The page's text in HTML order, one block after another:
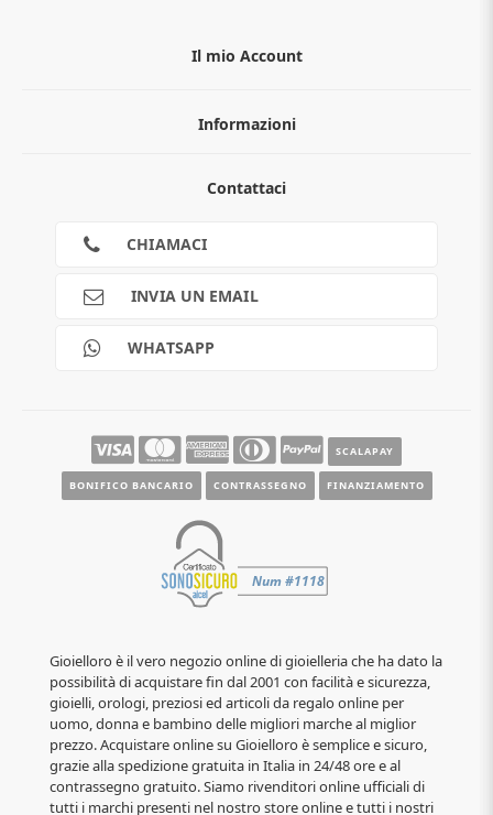
Il mio Account
Informazioni
Guida all'acquisto
Scalapay
Contattaci
CHIAMACI
INVIA UN EMAIL
WHATSAPP
SCALAPAY
BONIFICO BANCARIO CONTRASSEGNO FINANZIAMENTO
Gioielloro è il vero negozio online di gioielleria che ha dato la
possibilità di acquistare fin dal 2001 con facilità e sicurezza,
gioielli, orologi, preziosi ed articoli da regalo online per
uomo, donna e bambino delle migliori marche al miglior
prezzo. Acquistare online su Gioielloro è semplice e sicuro,
grazie alla spedizione gratuita in Italia in 24/48 ore e al
contrassegno gratuito. Siamo rivenditori online ufficiali di
tutti i marchi presenti nel nostro store online e tutti i nostri